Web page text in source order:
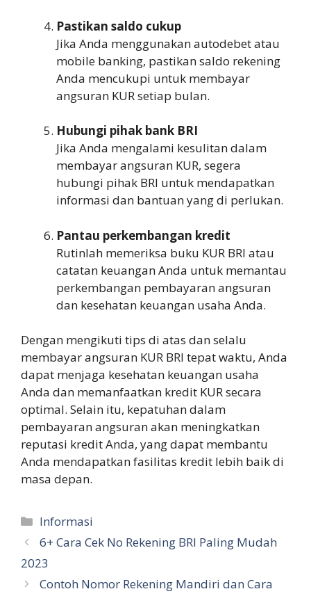
Pastikan saldo cukup
Jika Anda menggunakan autodebet atau
mobile banking, pastikan saldo rekening
Anda mencukupi untuk membayar
angsuran KUR setiap bulan.
Hubungi pihak bank BRI
Jika Anda mengalami kesulitan dalam
membayar angsuran KUR, segera
hubungi pihak BRI untuk mendapatkan
informasi dan bantuan yang di perlukan.
Pantau perkembangan kredit
Rutinlah memeriksa buku KUR BRI atau
catatan keuangan Anda untuk memantau
perkembangan pembayaran angsuran
dan kesehatan keuangan usaha Anda.
Dengan mengikuti tips di atas dan selalu
membayar angsuran KUR BRI tepat waktu, Anda
dapat menjaga kesehatan keuangan usaha
Anda dan memanfaatkan kredit KUR secara
optimal. Selain itu, kepatuhan dalam
pembayaran angsuran akan meningkatkan
reputasi kredit Anda, yang dapat membantu
Anda mendapatkan fasilitas kredit lebih baik di
masa depan.
Kategori
Informasi
6+ Cara Cek No Rekening BRI Paling Mudah
2023
Contoh Nomor Rekening Mandiri dan Cara